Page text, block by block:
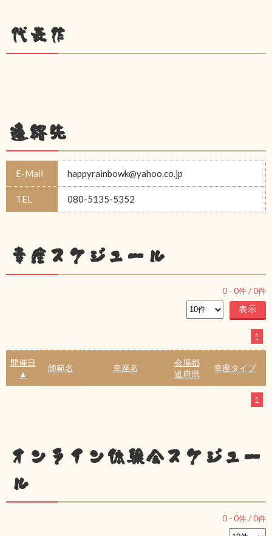
代表作
連絡先
E-Mail happyrainbowk@yahoo.co.jp
TEL 080-5135-5352
幸座スケジュール
0 - 0件 /0件
1
開催日
▲
師範名 幸座名
会場都
道府県
幸座タイプ
1
オンライン体験会スケジュー
ル
0 - 0件 /0件